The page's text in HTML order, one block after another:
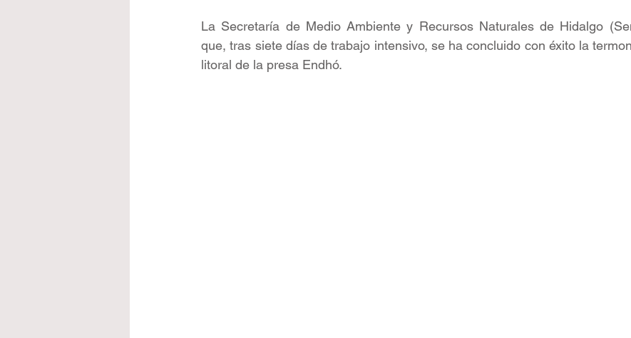
La Secretaría de Medio Ambiente y Recursos Naturales de Hidalgo
que, tras siete días de trabajo intensivo, se ha concluido con éxito la
litoral de la presa Endhó.